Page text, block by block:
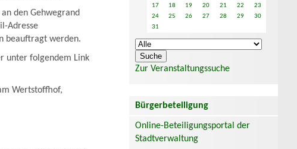
den Gehwegrand
Adresse
beauftragt werden.
unter folgendem Link
Wertstoffhof,
17
18 19 20 21 22
23
24
25 26 27 28 29
30
31
Zur Veranstaltungssuche
Bürgerbeteiligung
Online-Beteiligungsportal der
Stadtverwaltung